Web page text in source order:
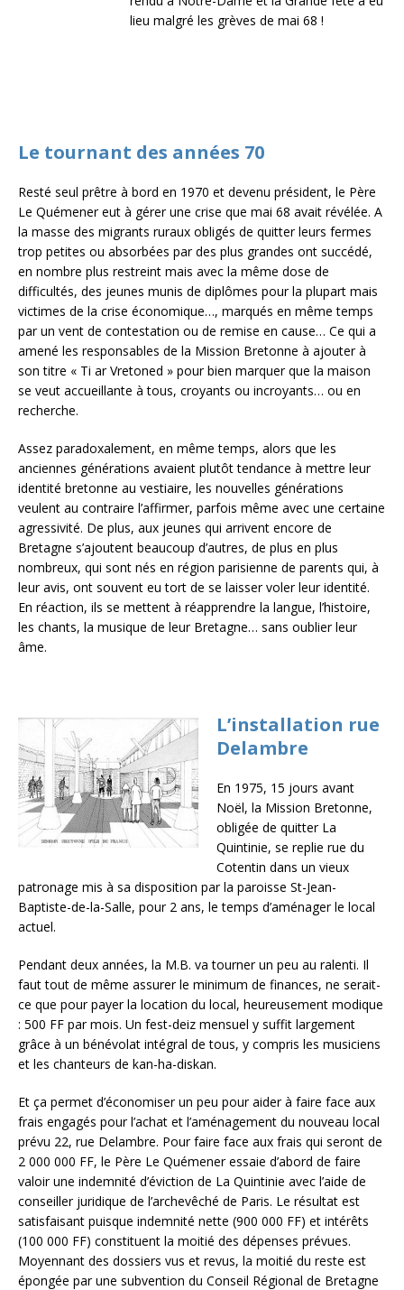
lieu malgré les grèves de mai 68 !
Le tournant des années 70
Resté seul prêtre à bord en 1970 et devenu président, le Père
Le Quémener eut à gérer une crise que mai 68 avait révélée. A
la masse des migrants ruraux obligés de quitter leurs fermes
trop petites ou absorbées par des plus grandes ont succédé,
en nombre plus restreint mais avec la même dose de
difficultés, des jeunes munis de diplômes pour la plupart mais
victimes de la crise économique…, marqués en même temps
par un vent de contestation ou de remise en cause… Ce qui a
amené les responsables de la Mission Bretonne à ajouter à
son titre « Ti ar Vretoned » pour bien marquer que la maison
se veut accueillante à tous, croyants ou incroyants… ou en
recherche.
Assez paradoxalement, en même temps, alors que les
anciennes générations avaient plutôt tendance à mettre leur
identité bretonne au vestiaire, les nouvelles générations
veulent au contraire l’affirmer, parfois même avec une certaine
agressivité. De plus, aux jeunes qui arrivent encore de
Bretagne s’ajoutent beaucoup d’autres, de plus en plus
nombreux, qui sont nés en région parisienne de parents qui, à
leur avis, ont souvent eu tort de se laisser voler leur identité.
En réaction, ils se mettent à réapprendre la langue, l’histoire,
les chants, la musique de leur Bretagne… sans oublier leur
âme.
L’installation rue
Delambre
En 1975, 15 jours avant
Noël, la Mission Bretonne,
obligée de quitter La
Quintinie, se replie rue du
Cotentin dans un vieux
patronage mis à sa disposition par la paroisse St-Jean-
Baptiste-de-la-Salle, pour 2 ans, le temps d’aménager le local
actuel.
Pendant deux années, la M.B. va tourner un peu au ralenti. Il
faut tout de même assurer le minimum de finances, ne serait-
ce que pour payer la location du local, heureusement modique
: 500 FF par mois. Un fest-deiz mensuel y suffit largement
grâce à un bénévolat intégral de tous, y compris les musiciens
et les chanteurs de kan-ha-diskan.
Et ça permet d’économiser un peu pour aider à faire face aux
frais engagés pour l’achat et l’aménagement du nouveau local
prévu 22, rue Delambre. Pour faire face aux frais qui seront de
2 000 000 FF, le Père Le Quémener essaie d’abord de faire
valoir une indemnité d’éviction de La Quintinie avec l’aide de
conseiller juridique de l’archevêché de Paris. Le résultat est
satisfaisant puisque indemnité nette (900 000 FF) et intérêts
(100 000 FF) constituent la moitié des dépenses prévues.
Moyennant des dossiers vus et revus, la moitié du reste est
épongée par une subvention du Conseil Régional de Bretagne